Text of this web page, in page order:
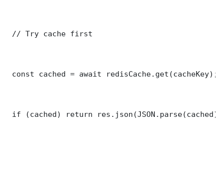
// Try cache first
const cached = await redisCache.get(cacheKey);
if (cached) return